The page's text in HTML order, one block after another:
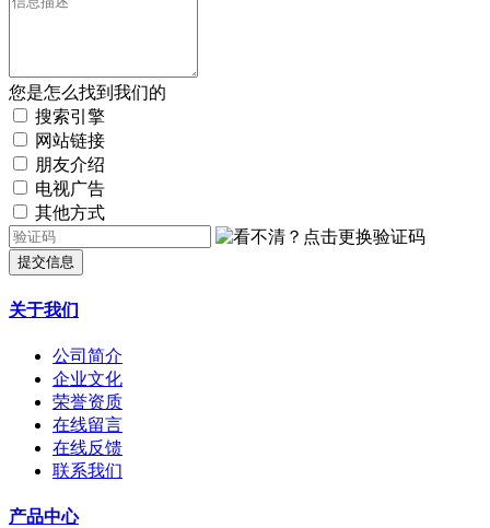
您是怎么找到我们的
搜索引擎
网站链接
朋友介绍
电视广告
其他方式
提交信息
关于我们
公司简介
企业文化
荣誉资质
在线留言
在线反馈
联系我们
产品中心